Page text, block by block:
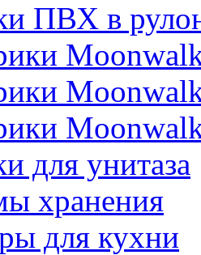
ПВХ в
для унитаза
хранения
для кухни